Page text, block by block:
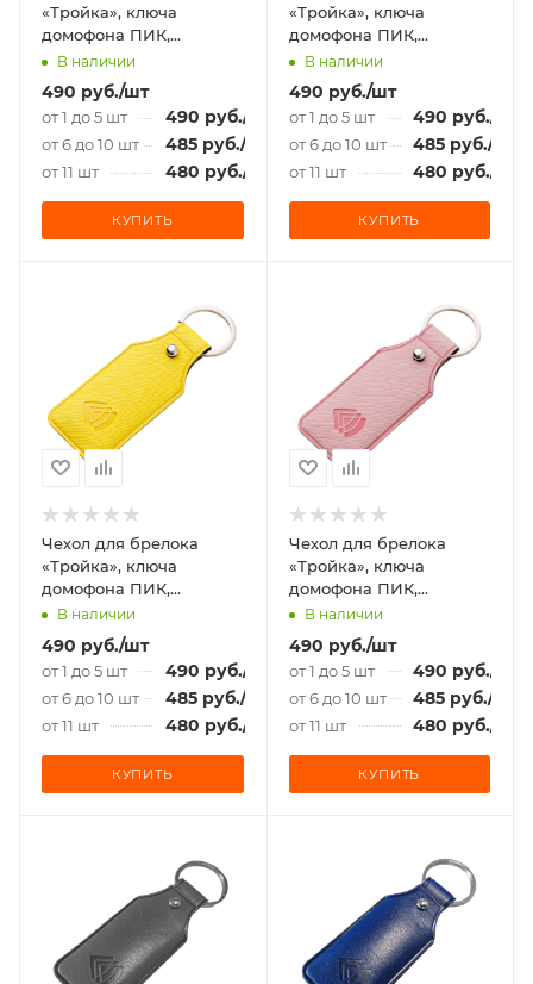
«Тройка», ключа
домофона ПИК,
«Подорожник», Soft-
touch, оранжевый
В наличии
490 руб./шт
от 1 до 5 шт 490 руб./шт
от 6 до 10 шт 485 руб./шт
от 11 шт 480 руб./шт
КУПИТЬ
«Тройка», ключа
домофона ПИК,
«Подорожник»
фиолетовый
В наличии
490 руб./шт
от 1 до 5 шт 490 руб./шт
от 6 до 10 шт 485руб./шт
от 11 шт 480 руб./шт
КУПИТЬ
Чехол для брелока
«Тройка», ключа
домофона ПИК,
«Подорожник» желтый
В наличии
490 руб./шт
от 1 до 5 шт 490 руб./шт
от 6 до 10 шт 485 руб./шт
от 11 шт 480 руб./шт
КУПИТЬ
Чехол для брелока
«Тройка», ключа
домофона ПИК,
«Подорожник» розовый
В наличии
490 руб./шт
от 1 до 5 шт 490 руб./шт
от 6 до 10 шт 485руб./шт
от 11 шт 480 руб./шт
КУПИТЬ